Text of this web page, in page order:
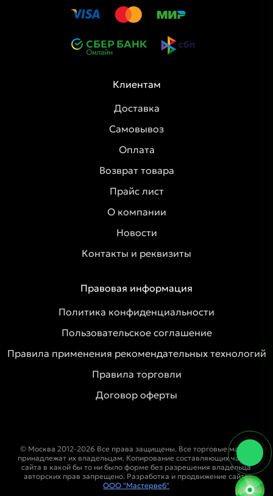
Клиентам
Доставка
Самовывоз
Оплата
Возврат товара
Прайс лист
О компании
Новости
Контакты и реквизиты
Правовая информация
Политика конфиденциальности
Пользовательское соглашение
Правила применения рекомендательных технологий
Правила торговли
Договор оферты
© Москва 2012-2026 Все права защищены. Все торговые марки
принадлежат их владельцам. Копирование составляющих частей
сайта в какой бы то ни было форме без разрешения владельца
авторских прав запрещено. Разработка и продвижение сайта
ООО "Мастервеб"